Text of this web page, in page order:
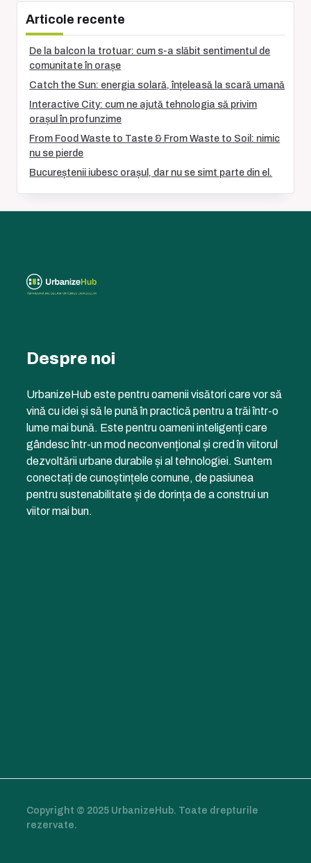
Articole recente
De la balcon la trotuar: cum s-a slăbit sentimentul de
comunitate în orașe
Catch the Sun: energia solară, înțeleasă la scară umană
Interactive City: cum ne ajută tehnologia să privim
orașul în profunzime
From Food Waste to Taste & From Waste to Soil: nimic
nu se pierde
Bucureștenii iubesc orașul, dar nu se simt parte din el.
Despre noi
UrbanizeHub este pentru oamenii visători care vor să
vină cu idei și să le pună în practică pentru a trăi într-o
lume mai bună. Este pentru oameni inteligenți care
gândesc într-un mod neconvențional și cred în viitorul
dezvoltării urbane durabile și al tehnologiei. Suntem
conectați de cunoștințele comune, de pasiunea
pentru sustenabilitate și de dorința de a construi un
viitor mai bun.
Copyright © 2025 UrbanizeHub. Toate drepturile
rezervate.